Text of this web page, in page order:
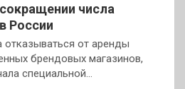
числа
России
отказываться от аренды
брендовых магазинов,
специальной…